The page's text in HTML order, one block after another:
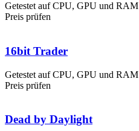
Getestet auf CPU, GPU und RAM
Preis prüfen
16bit Trader
Getestet auf CPU, GPU und RAM
Preis prüfen
Dead by Daylight